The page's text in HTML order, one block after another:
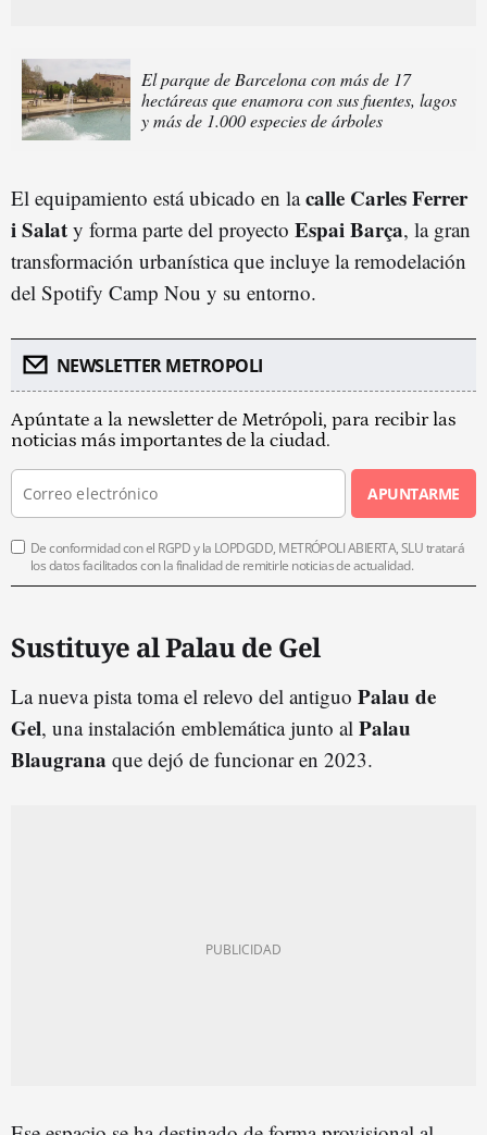
El parque de Barcelona con más de 17
hectáreas que enamora con sus fuentes, lagos
y más de 1.000 especies de árboles
El equipamiento está ubicado en lacalle Carles Ferrer
i Salat y forma parte del proyecto Espai Barça, la gran
transformación urbanística que incluye la remodelación
del Spotify Camp Nou y su entorno.
NEWSLETTER METROPOLI
Apúntate a la newsletter de Metrópoli, para recibir las
noticias más importantes de la ciudad.
APUNTARME
De conformidad con el RGPD y la LOPDGDD, METRÓPOLI ABIERTA, SLU tratará
los datos facilitados con la finalidad de remitirle noticias de actualidad.
Sustituye al Palau de Gel
La nueva pista toma el relevo del antiguo Palau de
Gel, una instalación emblemática junto al Palau
Blaugrana que dejó de funcionar en 2023.